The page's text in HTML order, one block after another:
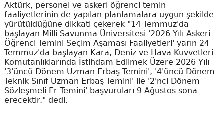
Aktürk, personel ve askeri öğrenci temin
faaliyetlerinin de yapılan planlamalara uygun şekilde
yürütüldüğüne dikkati çekerek "14 Temmuz'da
başlayan Milli Savunma Üniversitesi '2026 Yılı Askeri
Öğrenci Temini Seçim Aşaması Faaliyetleri' yarın 24
Temmuz'da başlayan Kara, Deniz ve Hava Kuvvetleri
Komutanlıklarında İstihdam Edilmek Üzere 2026 Yılı
'3'üncü Dönem Uzman Erbaş Temini', '4'üncü Dönem
Teknik Sınıf Uzman Erbaş Temini' ile '2'nci Dönem
Sözleşmeli Er Temini' başvuruları 9 Ağustos sona
erecektir." dedi.